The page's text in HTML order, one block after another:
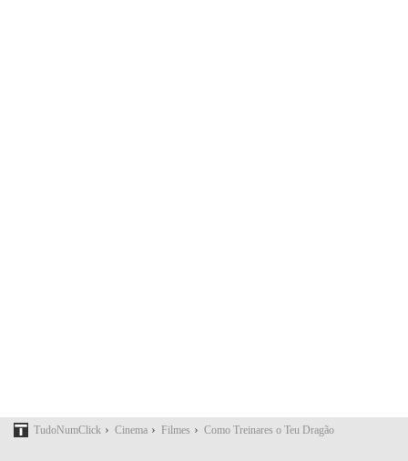
TudoNumClick › Cinema › Filmes › Como Treinares o Teu Dragão